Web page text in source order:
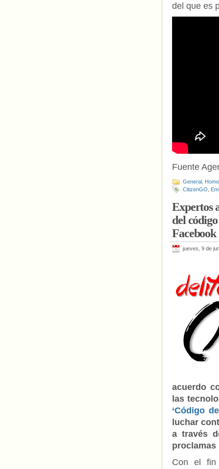
del que es
Fuente
General
CitizenGO
Expertos
del
jueves, 9 de
acuerdo
las
‘Código
luchar
a través
proclamas
Con el fin